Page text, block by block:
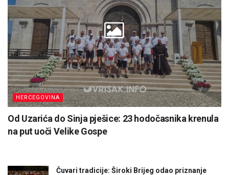
HERCEGOVINA
Od Uzarića do Sinja pješice: 23 hodočasnika krenula
na put uoči Velike Gospe
Čuvari tradicije: Široki Brijeg odao priznanje